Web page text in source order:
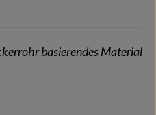
basierendes Material